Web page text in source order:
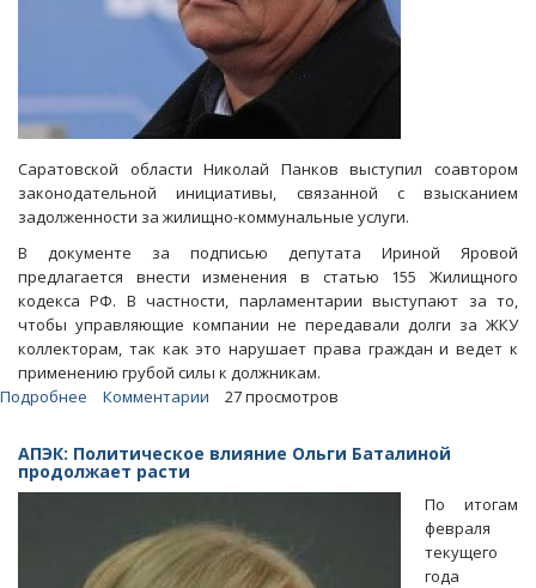
Саратовской области Николай Панков выступил соавтором
законодательной инициативы, связанной с взысканием
задолженности за жилищно-коммунальные услуги.
В документе за подписью депутата Ириной Яровой
предлагается внести изменения в статью 155 Жилищного
кодекса РФ. В частности, парламентарии выступают за то,
чтобы управляющие компании не передавали долги за ЖКУ
коллекторам, так как это нарушает права граждан и ведет к
применению грубой силы к должникам.
Подробнее
запретить
передачу
долгов
коллекторам
Комментарии 27 просмотров
АПЭК: Политическое влияние Ольги Баталиной
продолжает расти
По итогам
февраля
текущего
года